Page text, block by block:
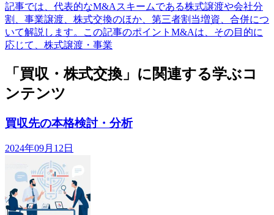
記事では、代表的なM&Aスキームである株式譲渡や会社分
割、事業譲渡、株式交換のほか、第三者割当増資、合併につ
いて解説します。この記事のポイントM&Aは、その目的に
応じて、株式譲渡・事業
「買収・株式交換」に関連する学ぶコ
ンテンツ
買収先の本格検討・分析
2024年09月12日